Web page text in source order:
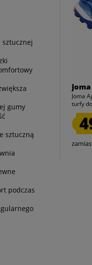
sztucznej
gumy
sztuczną
podczas
Joma
Joma
turfy